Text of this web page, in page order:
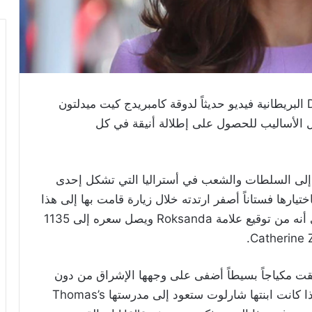
نشر موقع صحيفة Daily Mail البريطانية فيديو حديثاً لدوقة كامبريدج كيت ميدلتون
الأساليب للحصول على إطلالة أنيقة في كل
السلطات والشعب في أستراليا التي تشكل إحدى
فستاناً أصفر ارتدته خلال زيارة قامت بها إلى هذا
البلد في العام 2014. وذكر موقع Gala الفرنسي أنه من توقيع علامة Roksanda ويصل سعره إلى 1135
مكياجاً بسيطاً أضفى على وجهها الإشراق من دون
أن يغير ملامحها. ويشار إلى أنها لم تعلن بعد ما إذا كانت ابنتها شارلوت ستعود إلى مدرستها Thomas’s